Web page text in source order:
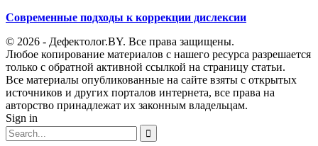
Современные подходы к коррекции дислексии
© 2026 - Дефектолог.BY. Все права защищены.
Любое копирование материалов с нашего ресурса разрешается
только с обратной активной ссылкой на страницу статьи.
Все материалы опубликованные на сайте взяты с открытых
источников и других порталов интернета, все права на
авторство принадлежат их законным владельцам.
Sign in